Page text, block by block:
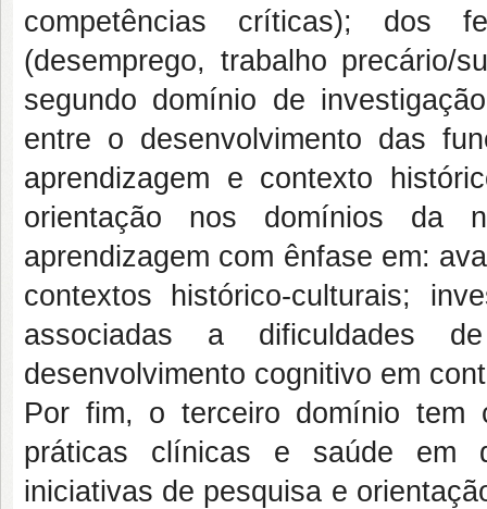
competências críticas); dos
(desemprego, trabalho precário/
segundo domínio de
entre o desenvolvimento das
aprendizagem e contexto
orientação nos domínios da
aprendizagem com ênfase em:
contextos histórico-culturais;
associadas a dificuldades
desenvolvimento cognitivo em
Por fim, o terceiro domínio tem
práticas clínicas e saúde em
iniciativas de pesquisa e